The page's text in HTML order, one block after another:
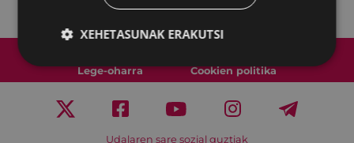
Lege-oharra
Cookien politika
Udalaren sare sozial guztiak
XEHETASUNAK ERAKUTSI